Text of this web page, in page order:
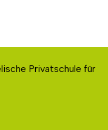
Privatschule für